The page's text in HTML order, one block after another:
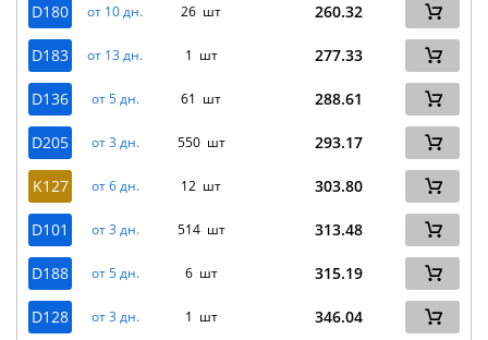
D180 от 10 дн. 26 шт 260.32
D183 от 13 дн. 1 шт 277.33
D136 от 5 дн. 61 шт 288.61
D205 от 3 дн. 550 шт 293.17
K127 от 6 дн. 12 шт 303.80
D101 от 3 дн. 514 шт 313.48
D188 от 5 дн. 6 шт 315.19
D128 от 3 дн. 1 шт 346.04